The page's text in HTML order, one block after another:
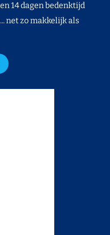
14 dagen bedenktijd
net zo makkelijk als